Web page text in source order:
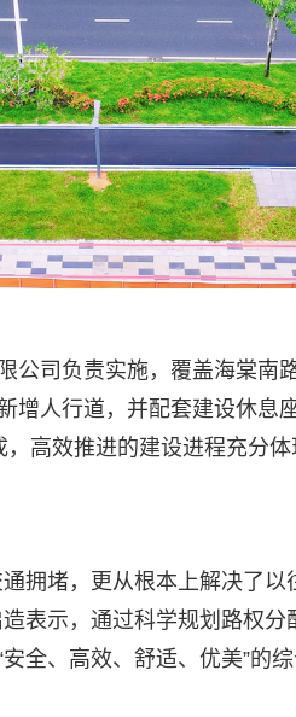
公司负责实施，覆盖海棠南
增人行道，并配套建设休息
高效推进的建设进程充分
拥堵，更从根本上解决了
表示，通过科学规划路权
全、高效、舒适、优美”的综